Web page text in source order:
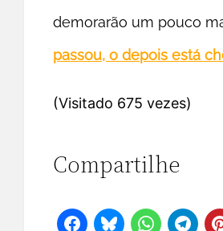
demorarão um pouco
passou, o depois está
(Visitado 675 vezes)
Compartilhe